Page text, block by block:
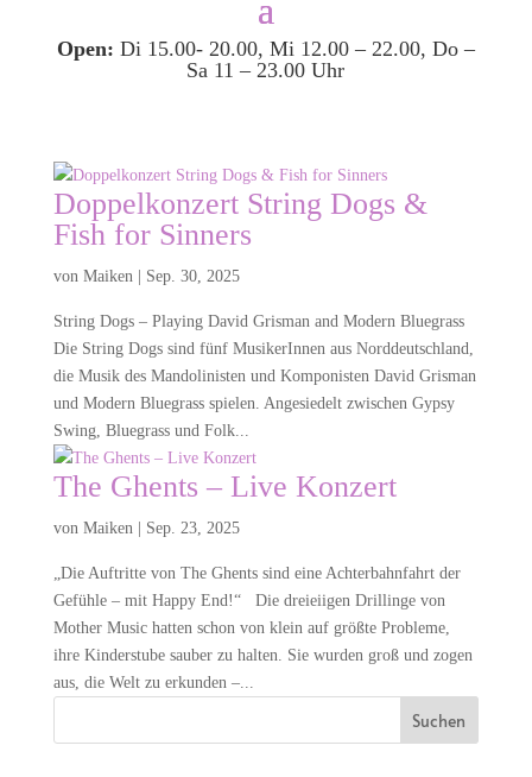
Open: Di 15.00- 20.00, Mi 12.00 – 22.00, Do –
Sa 11 – 23.00 Uhr
Doppelkonzert String Dogs &
Fish for Sinners
von Maiken| Sep. 30, 2025
String Dogs – Playing David Grisman and Modern Bluegrass
Die String Dogs sind fünf MusikerInnen aus Norddeutschland,
die Musik des Mandolinisten und Komponisten David Grisman
und Modern Bluegrass spielen. Angesiedelt zwischen Gypsy
Swing, Bluegrass und Folk...
The Ghents – Live Konzert
von Maiken| Sep. 23, 2025
„Die Auftritte von The Ghents sind eine Achterbahnfahrt der
Gefühle – mit Happy End!“ Die dreieiigen Drillinge von
Mother Music hatten schon von klein auf größte Probleme,
ihre Kinderstube sauber zu halten. Sie wurden groß und zogen
aus, die Welt zu erkunden –...